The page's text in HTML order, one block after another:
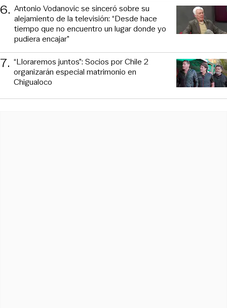
6. Antonio Vodanovic se sinceró sobre su
alejamiento de la televisión: “Desde hace
tiempo que no encuentro un lugar donde yo
pudiera encajar”
7. “Lloraremos juntos”: Socios por Chile 2
organizarán especial matrimonio en
Chigualoco